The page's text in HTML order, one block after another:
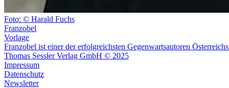
Foto: © Harald Fuchs
Franzobel
Vorlage
Franzobel ist einer der erfolgreichsten Gegenwartsautoren
Thomas Sessler Verlag GmbH © 2025
Impressum
Datenschutz
Newsletter